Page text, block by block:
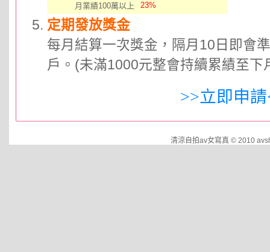
月業績100萬以上
23%
定期發放獎金
每月結算一次獎金，隔月10日即會
戶。(未滿1000元整會持續累績至
>>立即申
清涼自拍av女寫真 © 2010